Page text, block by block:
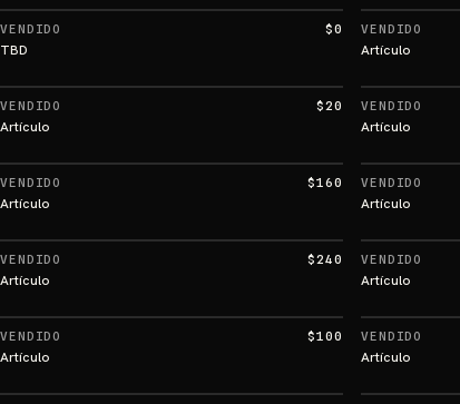
VENDIDO $0
TBD
VENDIDO
Artículo
VENDIDO $20
Artículo
VENDIDO
Artículo
VENDIDO $160
Artículo
VENDIDO
Artículo
VENDIDO $240
Artículo
VENDIDO
Artículo
VENDIDO $100
Artículo
VENDIDO
Artículo